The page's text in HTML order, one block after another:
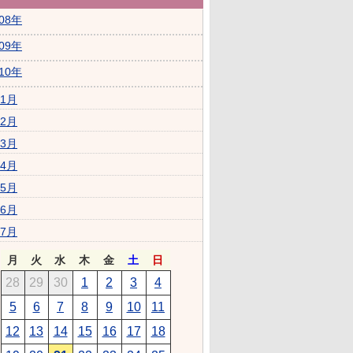
年
年
年
1月
2月
3月
4月
5月
6月
7月
月 火 水 木 金 土 日
28 29 30 1 2 3
4
5
6 7 8 9 10
11
12
13 14 15 16 17
18